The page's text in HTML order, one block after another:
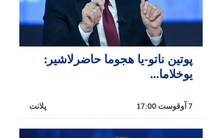
پوتین ناتو-یا هجوما حاضرلاشیر:
یوخلاما...
پلانت 7 آوقوست 17:00